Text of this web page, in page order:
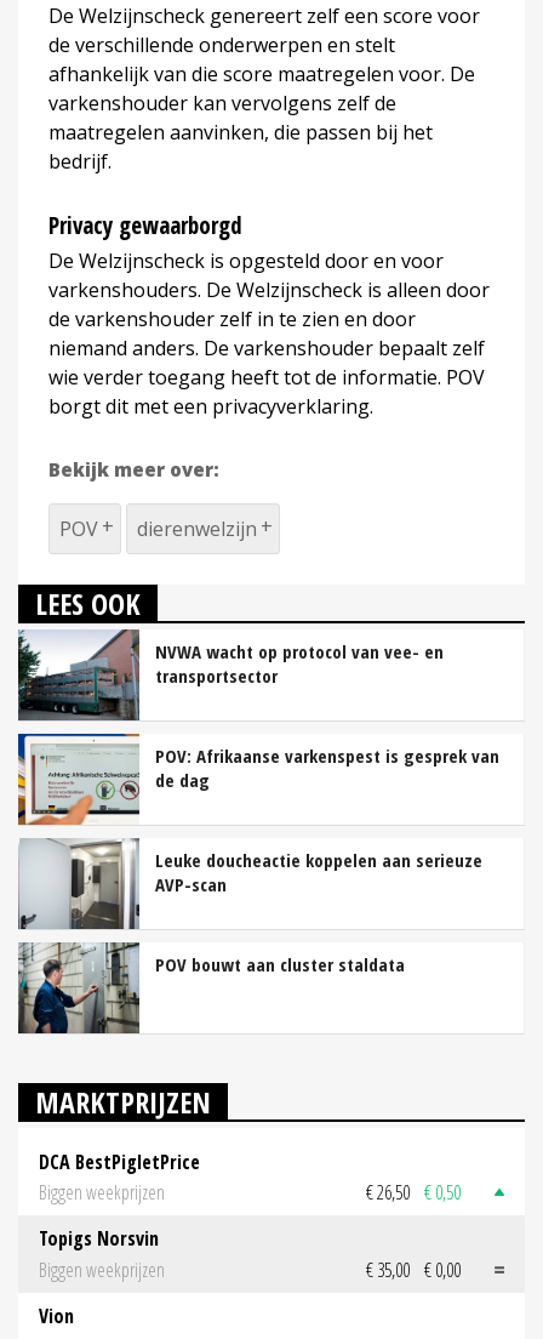
De Welzijnscheck genereert zelf een score voor
de verschillende onderwerpen en stelt
afhankelijk van die score maatregelen voor. De
varkenshouder kan vervolgens zelf de
maatregelen aanvinken, die passen bij het
bedrijf.
Privacy gewaarborgd
De Welzijnscheck is opgesteld door en voor
varkenshouders. De Welzijnscheck is alleen door
de varkenshouder zelf in te zien en door
niemand anders. De varkenshouder bepaalt zelf
wie verder toegang heeft tot de informatie. POV
borgt dit met een privacyverklaring.
Bekijk meer over:
POV dierenwelzijn
LEES OOK
NVWA wacht op protocol van vee- en
transportsector
POV: Afrikaanse varkenspest is gesprek van
de dag
Leuke doucheactie koppelen aan serieuze
AVP-scan
POV bouwt aan cluster staldata
MARKTPRIJZEN
DCA BestPigletPrice
Biggen weekprijzen
€ 26,50 € 0,50
Topigs Norsvin
Biggen weekprijzen
€ 35,00 € 0,00
Vion